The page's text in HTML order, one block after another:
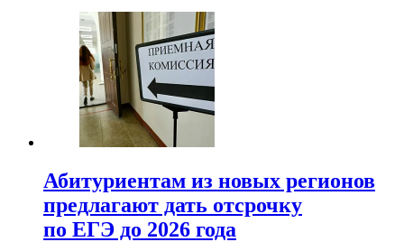
Абитуриентам из новых регионов
предлагают дать отсрочку
по ЕГЭ до 2026 года